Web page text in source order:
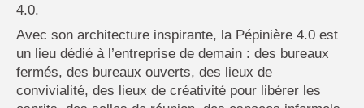
4.0.
Avec son architecture inspirante, la Pépinière 4.0 est
un lieu dédié à l’entreprise de demain : des bureaux
fermés, des bureaux ouverts, des lieux de
convivialité, des lieux de créativité pour libérer les